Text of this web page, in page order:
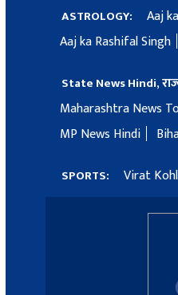
ASTROLOGY: Aaj
Aaj ka Rashifal Singh
State News Hindi,
Maharashtra News
MP News Hindi
SPORTS: Virat